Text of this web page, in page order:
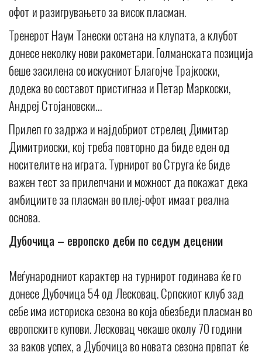
офот и разигрувањето за висок пласман.
Тренерот Наум Танески остана на клупата, а клубот
донесе неколку нови ракометари. Голманската позиција
беше засилена со искусниот Благојче Трајкоски,
додека во составот пристигнаа и Петар Маркоски,
Андреј Стојановски…
Прилеп го задржа и најдобриот стрелец Димитар
Димитриоски, кој треба повторно да биде еден од
носителите на играта. Турнирот во Струга ќе биде
важен тест за прилепчани и можност да покажат дека
амбициите за пласман во плеј-офот имаат реална
основа.
Дубочица – европско деби по седум децении
Меѓународниот карактер на турнирот годинава ќе го
донесе Дубочица 54 од Лесковац. Српскиот клуб зад
себе има историска сезона во која обезбеди пласман во
европските купови. Лесковац чекаше околу 70 години
за ваков успех, а Дубочица во новата сезона првпат ќе